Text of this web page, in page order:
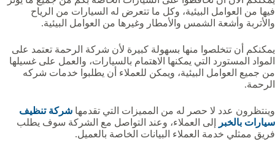
فيها من العوامل البيئية، وكل ما تتعرض له السيارات من الرياح
والأتربة وأشعة الشمس والأمطار وغيرها من العوامل البيئية.
يمكنكم أن تتخلصوا منها بسهولة كبيرة لأن شركة الرحمة تعتمد على
المواد المستورد التي يمكنها الاهتمام بالسيارات، والعمل على غسيلها
من جميع العوامل البيئية، ويمكن للعملاء أن يطلبوا خدمات شركه
الرحمة.
وينتظرون عدد لا حصر له من المميزات التي تقدمها شركة تنظيف
سيارات بالخبر
إلى العملاء، وعند التواصل مع الشركة سوف يطلب
فريق ممثلي خدمة العملاء البيانات الخاصة بالعميل.